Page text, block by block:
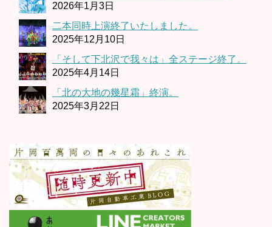
2026年1月3日
二本同時上演終了いたしました。
2025年12月10日
「そして下北沢で我々は」全ステージ終了。
2025年4月14日
「北の大地の幾星霜」終演。
2025年3月22日